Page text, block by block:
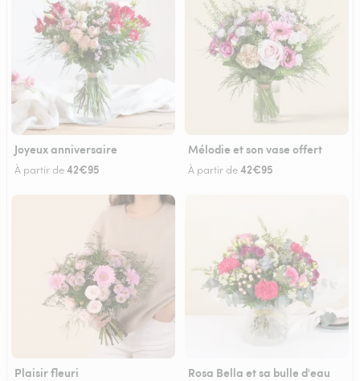
Joyeux anniversaire
À partir de42€95
Mélodie et son vase offert
À partir de42€95
Plaisir fleuri Rosa Bella et sa bulle d'eau